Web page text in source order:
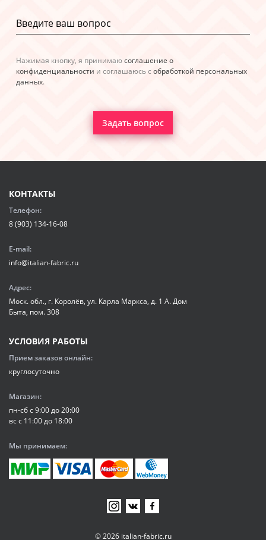
Нажимая кнопку, я принимаюсоглашение о
конфиденциальности и соглашаюсь с обработкой персональных
данных.
Задать вопрос
© 2026 italian-fabric.ru
КОНТАКТЫ
Телефон:
8 (903) 134-16-08
E-mail:
info@italian-fabric.ru
Адрес:
Моск. обл., г. Королёв, ул. Карла Маркса, д. 1 А. Дом
Быта, пом. 308
УСЛОВИЯ РАБОТЫ
Прием заказов онлайн:
круглосуточно
Магазин:
пн-сб с 9:00 до 20:00
вс с 11:00 до 18:00
Мы принимаем: